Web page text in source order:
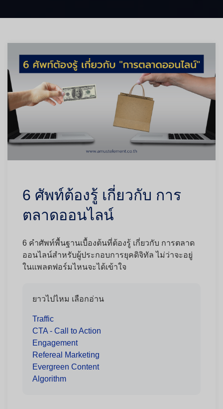
6 ศัพท์ต้องรู้ เกี่ยวกับ การ
ตลาดออนไลน์
6 คำศัพท์พื้นฐานเบื้องต้นที่ต้องรู้ เกี่ยวกับ การตลาด
ออนไลน์สำหรับผู้ประกอบการยุคดิจิทัล ไม่ว่าจะอยู่
ในแพลตฟอร์มไหนจะได้เข้าใจ
ยาวไปไหม เลือกอ่าน
Traffic
CTA - Call to Action
Engagement
Refereal Marketing
Evergreen Content
Algorithm